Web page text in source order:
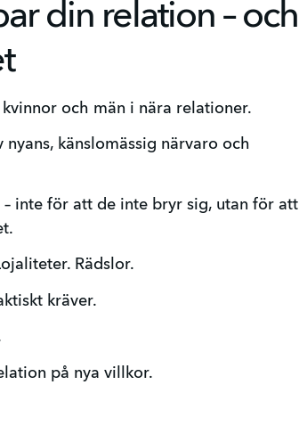
din relation – och
och män i nära relationer.
känslomässig närvaro och
inte för att de inte bryr sig, utan för att
Rädslor.
kräver.
på nya villkor.